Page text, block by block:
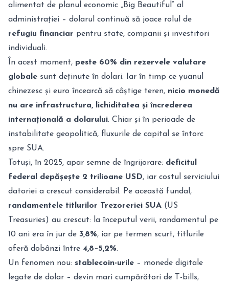
alimentat de planul economic „Big Beautiful” al
administrației – dolarul continuă să joace rolul de
refugiu financiar pentru state, companii și investitori
individuali.
În acest moment, peste 60% din rezervele valutare
globale sunt deținute în dolari. Iar în timp ce yuanul
chinezesc și euro încearcă să câștige teren, nicio monedă
nu are infrastructura, lichiditatea și încrederea
internațională a dolarului. Chiar și în perioade de
instabilitate geopolitică, fluxurile de capital se întorc
spre SUA.
Totuși, în 2025, apar semne de îngrijorare: deficitul
federal depășește 2 trilioane USD, iar costul serviciului
datoriei a crescut considerabil. Pe această fundal,
randamentele titlurilor Trezoreriei SUA (US
Treasuries) au crescut: la începutul verii, randamentul pe
10 ani era în jur de 3,8%, iar pe termen scurt, titlurile
oferă dobânzi între 4,8–5,2%.
Un fenomen nou: stablecoin-urile – monede digitale
legate de dolar – devin mari cumpărători de T-bills,